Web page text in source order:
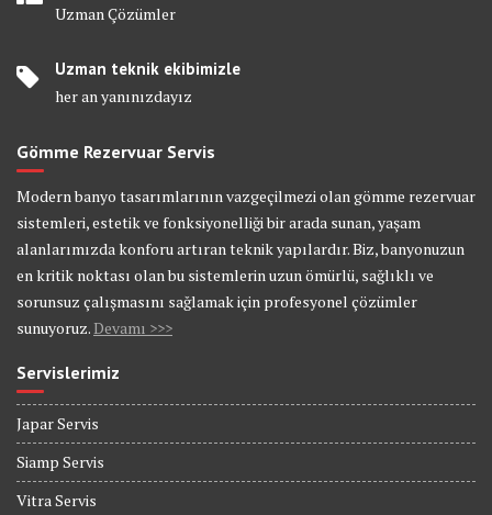
Uzman Çözümler
Uzman teknik ekibimizle
her an yanınızdayız
Gömme Rezervuar Servis
Modern banyo tasarımlarının vazgeçilmezi olan gömme rezervuar
sistemleri, estetik ve fonksiyonelliği bir arada sunan, yaşam
alanlarımızda konforu artıran teknik yapılardır. Biz, banyonuzun
en kritik noktası olan bu sistemlerin uzun ömürlü, sağlıklı ve
sorunsuz çalışmasını sağlamak için profesyonel çözümler
sunuyoruz. Devamı >>>
Servislerimiz
Japar Servis
Siamp Servis
Vitra Servis